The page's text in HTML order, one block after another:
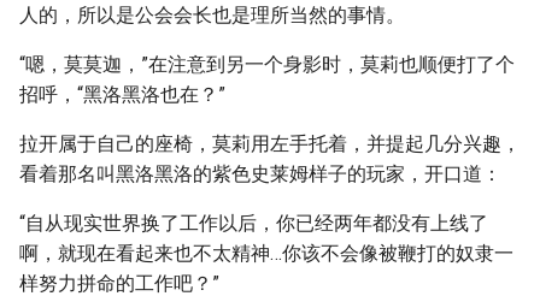
人的，所以是公会会长也是理所当然的事情。
“嗯，莫莫迦，”在注意到另一个身影时，莫莉也顺便打了个
招呼，“黑洛黑洛也在？”
拉开属于自己的座椅，莫莉用左手托着，并提起几分兴趣，
看着那名叫黑洛黑洛的紫色史莱姆样子的玩家，开口道：
“自从现实世界换了工作以后，你已经两年都没有上线了
啊，就现在看起来也不太精神…你该不会像被鞭打的奴隶一
样努力拼命的工作吧？”